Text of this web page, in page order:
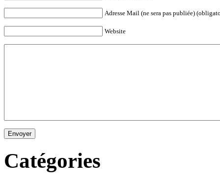
Adresse Mail (ne sera pas publiée)
Website
Envoyer
Catégories